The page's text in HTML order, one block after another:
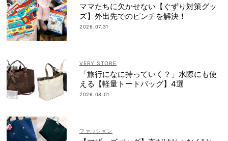
ママたちに欠かせない【ぐずり対策グッ
ズ】外出先でのピンチを解決！
2026.07.31
VERY STORE
「旅行になに持っていく？」水際にも使
える【軽量トートバッグ】4選
2026.08.01
ファッション